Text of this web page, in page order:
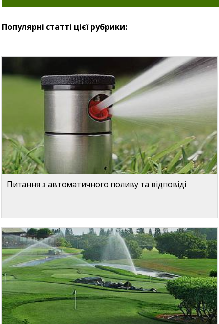
Популярні статті цієї рубрики:
Питання з автоматичного поливу та відповіді